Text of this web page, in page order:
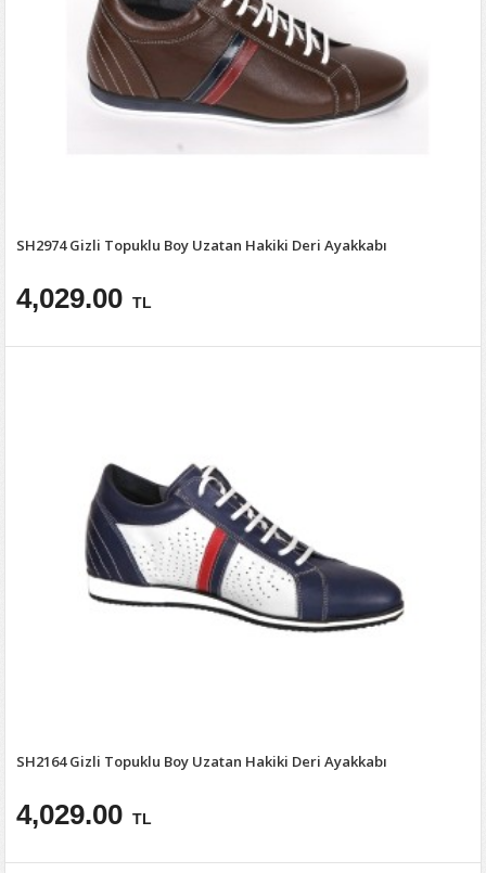
SH2974 Gizli Topuklu Boy Uzatan Hakiki Deri Ayakkabı
4,029.00 TL
SH2164 Gizli Topuklu Boy Uzatan Hakiki Deri Ayakkabı
4,029.00 TL